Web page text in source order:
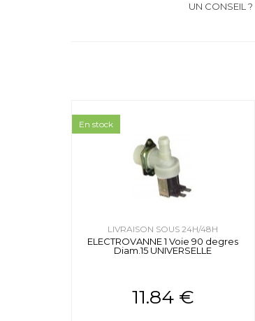
UN CONSEIL ?
LIVRAISON SOUS 24H/48H
ELECTROVANNE 1 Voie 90 degres
Diam.15 UNIVERSELLE
11.84 €
En stock